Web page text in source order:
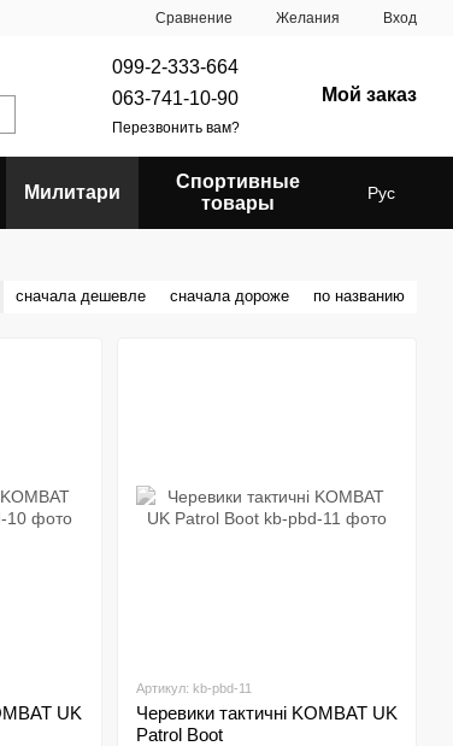
Сравнение Желания Вход
099-2-333-664
063-741-10-90
Перезвонить вам?
Мой заказ
Милитари
Спортивные
товары
Рус
сначала дешевле сначала дороже по названию
UK
Артикул: kb-pbd-11
Черевики тактичні KOMBAT UK
Patrol Boot